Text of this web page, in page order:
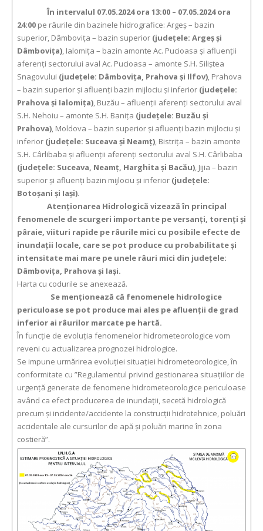
În intervalul 07.05.2024 ora 13:00 – 07.05.2024 ora
24:00 pe râurile din bazinele hidrografice: Argeş – bazin
superior, Dâmboviţa – bazin superior (judeţele: Argeş şi
Dâmboviţa) , Ialomiţa – bazin amonte Ac. Pucioasa şi afluenţii
aferenţi sectorului aval Ac. Pucioasa – amonte S.H. Siliştea
Snagovului (judeţele: Dâmboviţa, Prahova şi Ilfov) , Prahova
– bazin superior şi afluenţi bazin mijlociu şi inferior (judeţele:
Prahova şi Ialomiţa) , Buzău – afluenţii aferenţi sectorului aval
S.H. Nehoiu – amonte S.H. Baniţa (judeţele: Buzău şi
Prahova) , Moldova – bazin superior şi afluenţi bazin mijlociu şi
inferior (judeţele: Suceava şi Neamţ) , Bistriţa – bazin amonte
S.H. Cârlibaba şi afluenţii aferenţi sectorului aval S.H. Cârlibaba
(judeţele: Suceava, Neamţ, Harghita şi Bacău) , Jijia – bazin
superior şi afluenţi bazin mijlociu şi inferior (judeţele:
Botoşani şi Iaşi).
Atenționarea Hidrologică vizează în principal
fenomenele de scurgeri importante pe versanţi, torenţi şi
pâraie, viituri rapide pe râurile mici cu posibile efecte de
inundaţii locale, care se pot produce cu probabilitate şi
intensitate mai mare pe unele râuri mici din judeţele:
Dâmboviţa, Prahova şi Iaşi.
Harta cu codurile se anexează.
Se menționează că fenomenele hidrologice
periculoase se pot produce mai ales pe afluenții de grad
inferior ai râurilor marcate pe hartă.
În funcție de evoluția fenomenelor hidrometeorologice vom
reveni cu actualizarea prognozei hidrologice.
Se impune urmărirea evoluției situației hidrometeorologice, în
conformitate cu ”Regulamentul privind gestionarea situaţiilor de
urgenţă generate de fenomene hidrometeorologice periculoase
având ca efect producerea de inundații, secetă hidrologică
precum și incidente/accidente la construcții hidrotehnice, poluări
accidentale ale cursurilor de apă și poluări marine în zona
costieră”.